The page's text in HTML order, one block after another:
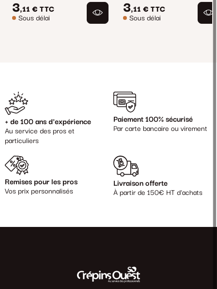
3,11 € TTC
Sous délai
3,11 € TTC
Sous délai
+ de 100 ans d'expérience
Au service des pros et
particuliers
Paiement 100% sécurisé
Par carte bancaire ou virement
Remises pour les pros
Vos prix personnalisés
Livraison offerte
À partir de 150€ HT d'achats